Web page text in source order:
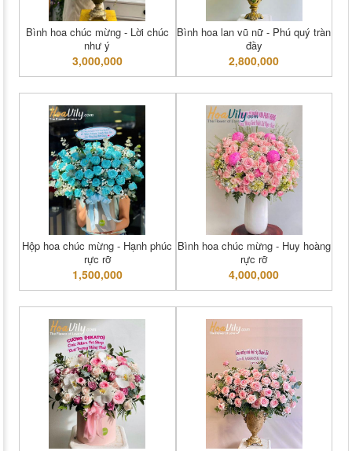
Bình hoa chúc mừng - Lời chúc
như ý
3,000,000
Bình hoa lan vũ nữ - Phú quý tràn
đầy
2,800,000
Hộp hoa chúc mừng - Hạnh phúc
rực rỡ
1,500,000
Bình hoa chúc mừng - Huy hoàng
rực rỡ
4,000,000